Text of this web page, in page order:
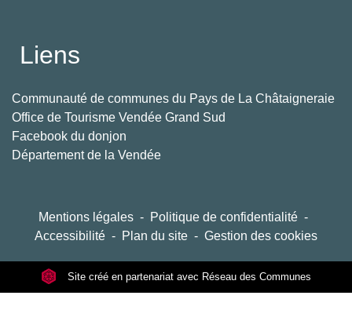
Liens
Communauté de communes du Pays de La Châtaigneraie
Office de Tourisme Vendée Grand Sud
Facebook du donjon
Département de la Vendée
Mentions légales - Politique de confidentialité -
Accessibilité - Plan du site - Gestion des cookies
Site créé en partenariat avec Réseau des Communes